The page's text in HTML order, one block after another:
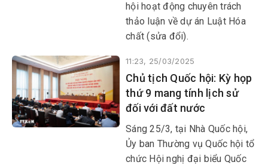
hội hoạt động chuyên trách
thảo luận về dự án Luật Hóa
chất (sửa đổi).
11:23, 25/03/2025
Chủ tịch Quốc hội: Kỳ họp
thứ 9 mang tính lịch sử
đối với đất nước
Sáng 25/3, tại Nhà Quốc hội,
Ủy ban Thường vụ Quốc hội tổ
chức Hội nghị đại biểu Quốc